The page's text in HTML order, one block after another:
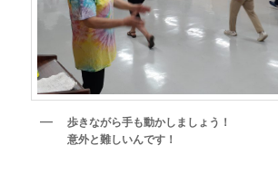
歩きながら手も動かしましょう！
意外と難しいんです！